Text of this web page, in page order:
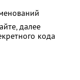
далее
кода